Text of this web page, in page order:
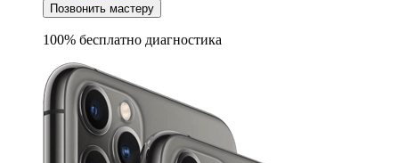
Позвонить мастеру
100% бесплатно диагностика